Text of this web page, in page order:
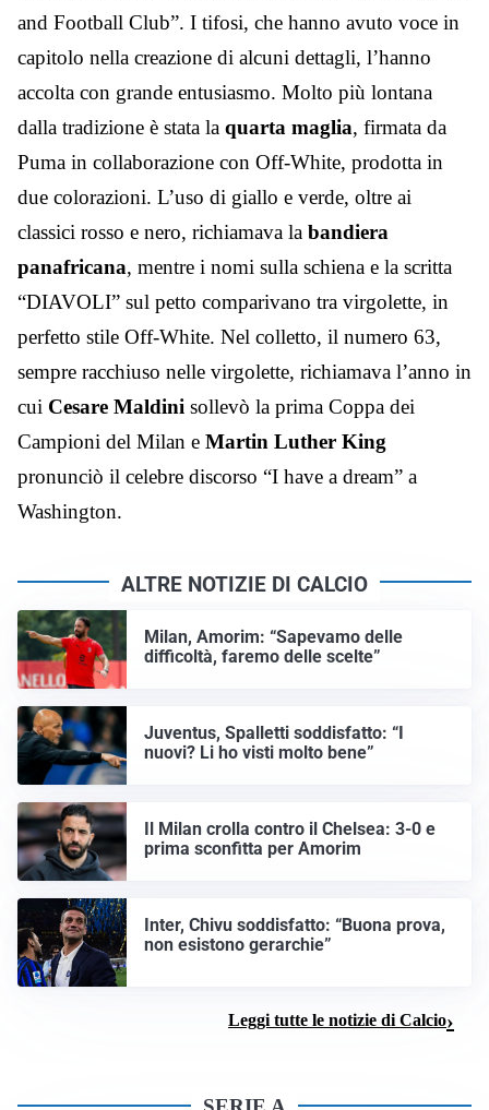
and Football Club”. I tifosi, che hanno avuto voce in
capitolo nella creazione di alcuni dettagli, l’hanno
accolta con grande entusiasmo. Molto più lontana
dalla tradizione è stata la quarta maglia, firmata da
Puma in collaborazione con Off-White, prodotta in
due colorazioni. L’uso di giallo e verde, oltre ai
classici rosso e nero, richiamava la bandiera
panafricana, mentre i nomi sulla schiena e la scritta
“DIAVOLI” sul petto comparivano tra virgolette, in
perfetto stile Off-White. Nel colletto, il numero 63,
sempre racchiuso nelle virgolette, richiamava l’anno in
cui Cesare Maldini sollevò la prima Coppa dei
Campioni del Milan e Martin Luther King
pronunciò il celebre discorso “I have a dream” a
Washington.
ALTRE NOTIZIE DI CALCIO
Milan, Amorim: “Sapevamo delle
difficoltà, faremo delle scelte”
Juventus, Spalletti soddisfatto: “I
nuovi? Li ho visti molto bene”
Il Milan crolla contro il Chelsea: 3-0 e
prima sconfitta per Amorim
Inter, Chivu soddisfatto: “Buona prova,
non esistono gerarchie”
Leggi tutte le notizie di Calcio